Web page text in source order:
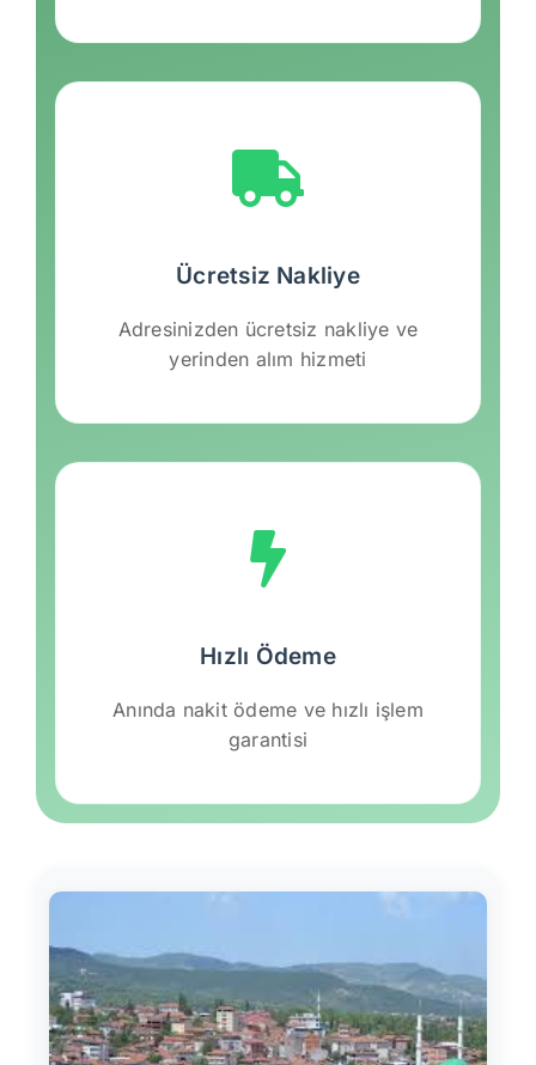
Ücretsiz Nakliye
Adresinizden ücretsiz nakliye ve
yerinden alım hizmeti
Hızlı Ödeme
Anında nakit ödeme ve hızlı işlem
garantisi